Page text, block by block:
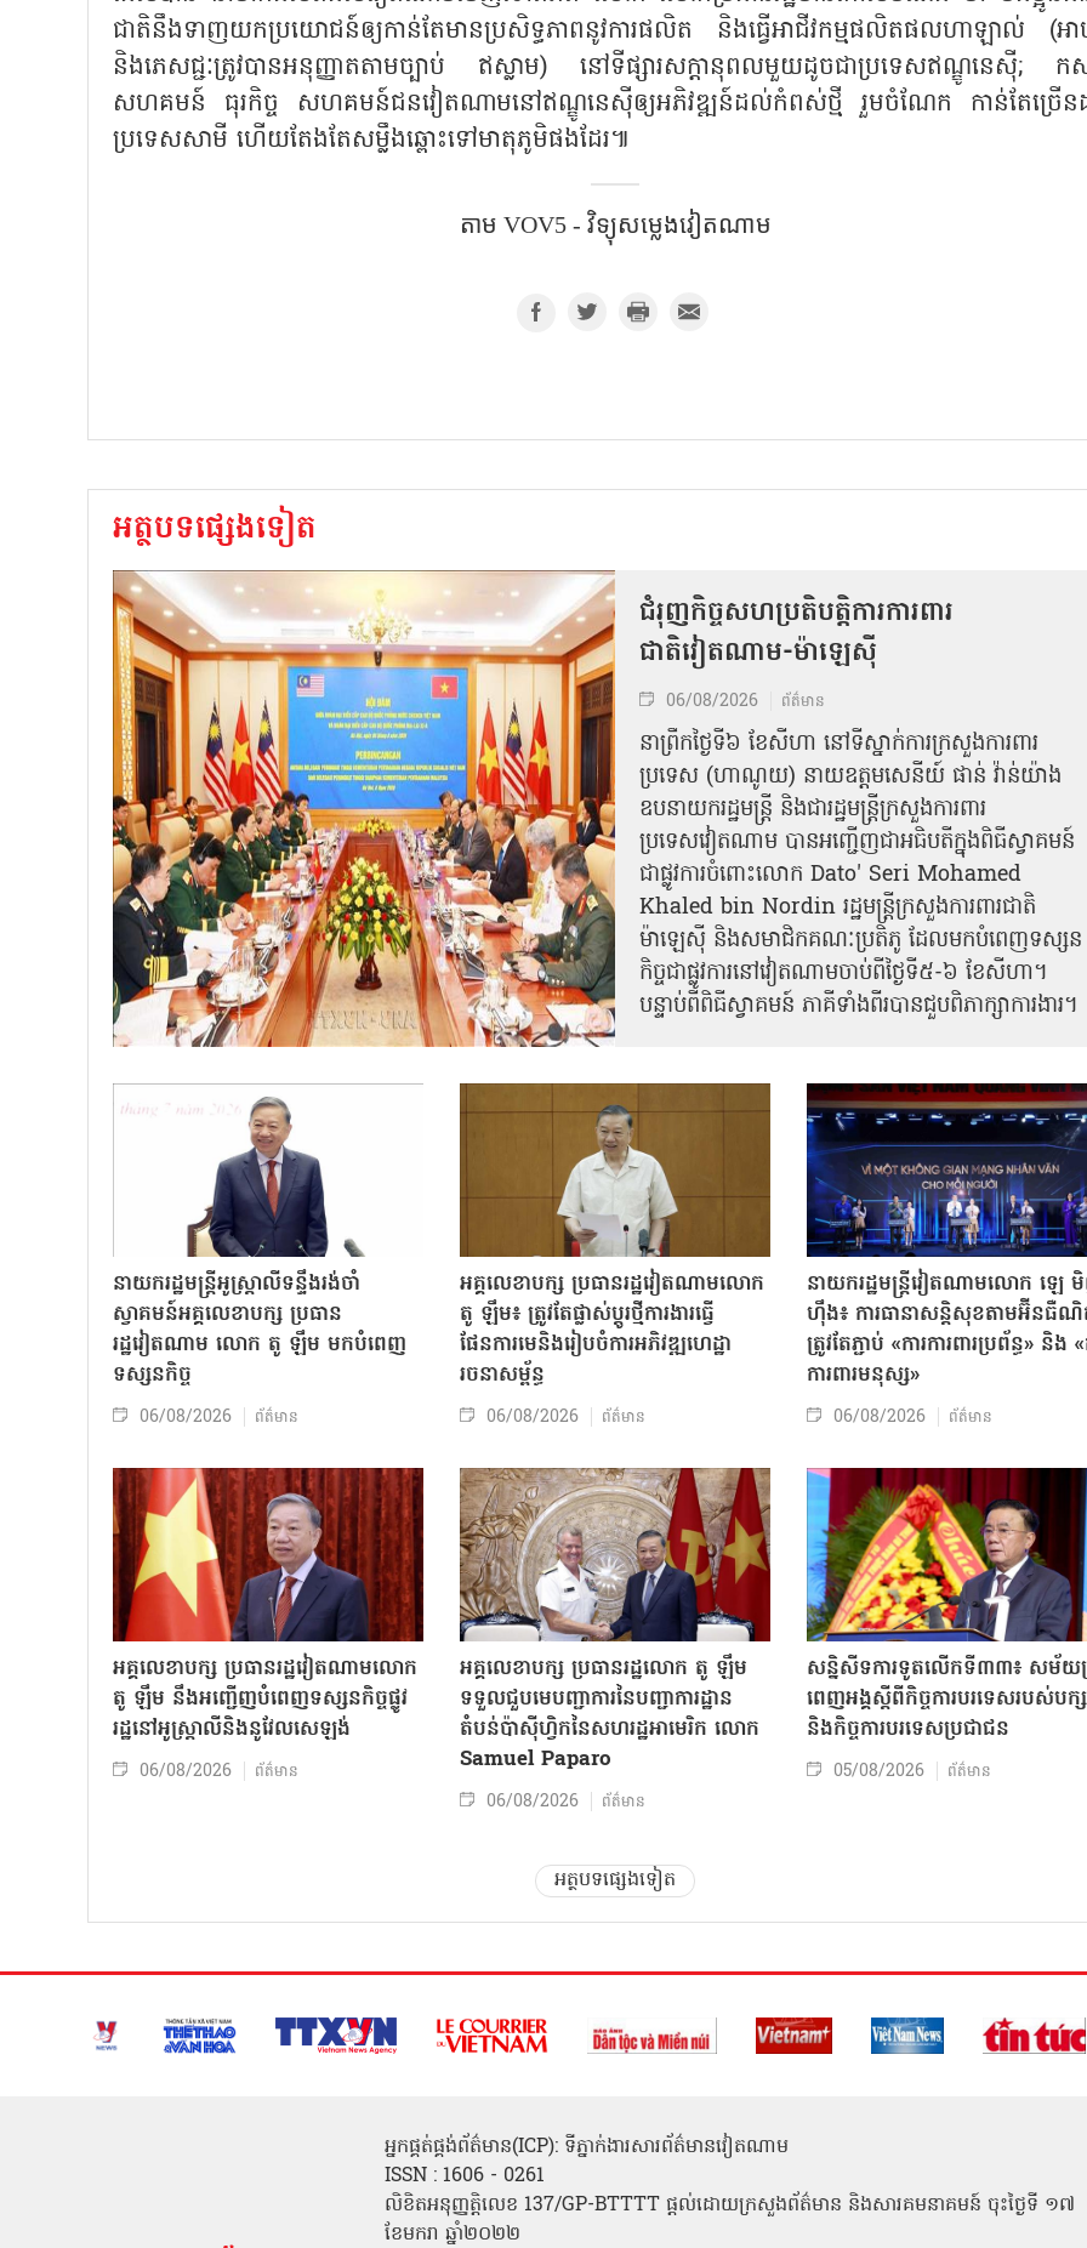
ជាតិនឹងទាញយកប្រយោជន៍ឲ្យកាន់តែមានប្រសិទ្ធភាពនូវការផលិត និងធ្វើអាជីវកម្មផលិតផលហាឡាល់ (អា
និងភេសជ្ជៈត្រូវបានអនុញ្ញាតតាមច្បាប់ ឥស្លាម) នៅទីផ្សារសក្តានុពលមួយដូចជាប្រទេសឥណ្ឌូនេស៊ី; ក
សហគមន៍ ធុរកិច្ច សហគមន៍ជនវៀតណាមនៅឥណ្ឌូនេស៊ីឲ្យអភិវឌ្ឍន៍ដល់កំពស់ថ្មី រួមចំណែក កាន់តែច្រើ
ប្រទេសសាមី ហើយតែងតែសម្លឹងឆ្ពោះទៅមាតុភូមិផងដែរ៕
តាម​ VOV5 - វិទ្យុសម្លេងវៀតណាម
អត្ថបទផ្សេងទៀត
ជំរុញកិច្ចសហប្រតិបត្តិការការពារ
ជាតិវៀតណាម-ម៉ាឡេស៊ី
06/08/2026 ព័ត៌មាន
នា​ព្រឹកថ្ងៃទី៦ ខែសីហា នៅទីស្នាក់ការក្រសួងការពារ
ប្រទេស (ហាណូយ) នាយឧត្តមសេនីយ៍ ផាន់ វ៉ាន់យ៉ាង
ឧបនាយករដ្ឋមន្ត្រី និងជារដ្ឋមន្ត្រីក្រសួងការពារ
ប្រទេសវៀតណាម បានអញ្ជើញជាអធិបតីក្នុងពិធីស្វាគមន៍
ជាផ្លូវការ​ចំពោះលោក Dato' Seri Mohamed
Khaled bin Nordin រដ្ឋមន្ត្រីក្រសួងការពារជាតិ
ម៉ាឡេស៊ី និងសមាជិកគណៈប្រតិភូ ដែលមកបំពេញទស្សន
កិច្ចជាផ្លូវការនៅវៀតណាមចាប់ពីថ្ងៃទី៥-៦ ខែសីហា។
បន្ទាប់ពីពិធីស្វាគមន៍ ភាគីទាំងពីរបានជួបពិភាក្សាការងារ​។
នាយករដ្ឋមន្ត្រីអូស្ត្រាលីទន្ទឹងរង់ចាំ
ស្វាគមន៍អគ្គលេខាបក្ស ប្រធាន
រដ្ឋវៀតណាម លោក តូ ឡឹម មកបំពេញ
ទស្សនកិច្ច
06/08/2026 ព័ត៌មាន
អគ្គលេខាបក្ស ប្រធានរដ្ឋវៀតណាមលោក
តូ ឡឹម៖ ត្រូវតែផ្លាស់ប្ដូរថ្មីការងារធ្វើ
ផែនការមេនិងរៀបចំការអភិវឌ្ឍហេដ្ឋា
រចនាសម្ព័ន្ធ
06/08/2026 ព័ត៌មាន
នាយករដ្ឋមន្ត្រីវៀតណាមលោក ឡេ
ហ៊ឹង៖ ការធានាសន្តិសុខតាមអ៊ីនធឺ
ត្រូវតែភ្ជាប់ «ការការពារប្រព័ន្ធ» និង
ការពារមនុស្ស»
06/08/2026 ព័ត៌មាន
អគ្គលេខាបក្ស ប្រធានរដ្ឋវៀតណាមលោក
តូ ឡឹម នឹងអញ្ជើញបំពេញទស្សនកិច្ចផ្លូវ
រដ្ឋនៅអូស្ត្រាលីនិងនូវែលសេឡង់
06/08/2026 ព័ត៌មាន
អគ្គលេខាបក្ស ប្រធានរដ្ឋលោក តូ ឡឹម
ទទួលជួបមេបញ្ជាការនៃបញ្ជាការដ្ឋាន
តំបន់ប៉ាស៊ីហ្វិកនៃសហរដ្ឋអាមេរិក លោក
Samuel Paparo
06/08/2026 ព័ត៌មាន
សន្និសីទការទូតលើកទី៣៣៖ សម័យ
ពេញអង្គស្តីពីកិច្ច​ការបរទេសរបស់​បក្ស
និងកិច្ច​ការបរទេសប្រជាជន
05/08/2026 ព័ត៌មាន
អត្ថបទផ្សេងទៀត
អ្នកផ្គត់ផ្គង់ព័ត៌មាន(ICP): ទីភ្នាក់ងារសារព័ត៌មានវៀតណាម
ISSN : 1606 - 0261
លិខិតអនុញ្ញត្តិលេខ 137/GP-BTTTT ផ្តល់ដោយក្រសួងព័ត៌មាន និងសារគមនាគមន៍ ចុះថ្ងៃទី ១៧
ខែមករា ឆ្នាំ២០២២